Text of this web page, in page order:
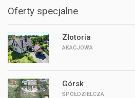
Oferty specjalne
Złotoria
AKACJOWA
Górsk
SPÓŁDZIELCZA